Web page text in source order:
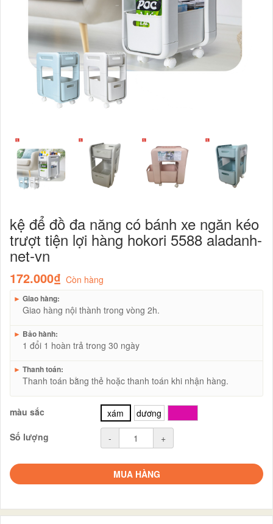
kệ để đồ đa năng có bánh xe ngăn kéo
trượt tiện lợi hàng hokori 5588 aladanh-
net-vn
172.000₫ Còn hàng
► Giao hàng:
Giao hàng nội thành trong vòng 2h.
► Bảo hành:
1 đổi 1 hoàn trả trong 30 ngày
► Thanh toán:
Thanh toán bằng thẻ hoặc thanh toán khi nhận hàng.
màu sắc xám dương
Số lượng
- +
MUA HÀNG